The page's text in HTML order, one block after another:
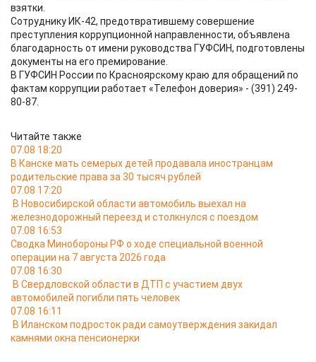
взятки.
Сотруднику ИК-42, предотвратившему совершение
преступления коррупционной направленности, объявлена
благодарность от имени руководства ГУФСИН, подготовлены
документы на его премирование.
В ГУФСИН России по Красноярскому краю для обращений по
фактам коррупции работает «Телефон доверия» - (391) 249-
80-87.
Читайте также
07.08 18:20
В Канске мать семерых детей продавала иностранцам
родительские права за 30 тысяч рублей
07.08 17:20
В Новосибирской области автомобиль выехал на
железнодорожный переезд и столкнулся с поездом
07.08 16:53
Сводка Минобороны РФ о ходе специальной военной
операции на 7 августа 2026 года
07.08 16:30
В Свердловской области в ДТП с участием двух
автомобилей погибли пять человек
07.08 16:11
В Иланском подросток ради самоутверждения закидал
камнями окна пенсионерки